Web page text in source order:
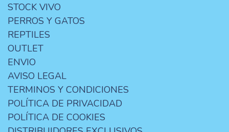
STOCK VIVO
PERROS Y GATOS
REPTILES
OUTLET
ENVIO
AVISO LEGAL
TERMINOS Y CONDICIONES
POLÍTICA DE PRIVACIDAD
POLÍTICA DE COOKIES